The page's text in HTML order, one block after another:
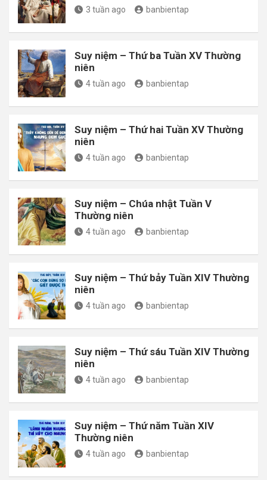
3 tuần ago banbientap
Suy niệm – Thứ ba Tuần XV Thường
niên
4 tuần ago banbientap
Suy niệm – Thứ hai Tuần XV Thường
niên
4 tuần ago banbientap
Suy niệm – Chúa nhật Tuần V
Thường niên
4 tuần ago banbientap
Suy niệm – Thứ bảy Tuần XIV Thường
niên
4 tuần ago banbientap
Suy niệm – Thứ sáu Tuần XIV Thường
niên
4 tuần ago banbientap
Suy niệm – Thứ năm Tuần XIV
Thường niên
4 tuần ago banbientap